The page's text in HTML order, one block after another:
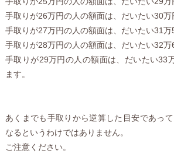
手取りが26万円の人の額面は、だいたい30万
手取りが27万円の人の額面は、だいたい31万
手取りが28万円の人の額面は、だいたい32万
手取りが29万円の人の額面は、だいたい33
ます。
あくまでも手取りから逆算した目安であっ
なるというわけではありません。
ご注意ください。